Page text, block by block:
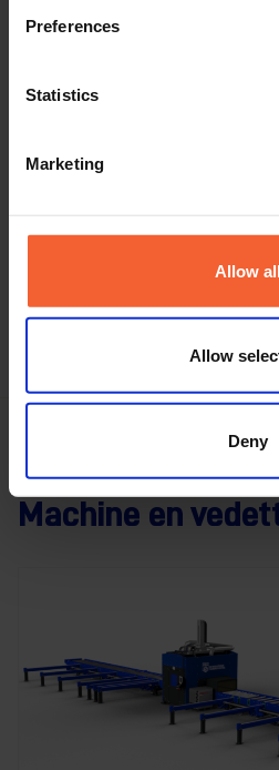
Preferences
Statistics
Marketing
Allow all
Allow
Deny
Vous n’avez pas eu l’occasion de
nous trouver à un salon près de chez
développements signifient pour vos
Machine en